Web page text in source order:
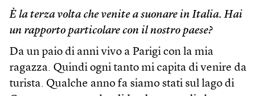
È la terza volta che venite a suonare in Italia. Hai
un rapporto particolare con il nostro paese?
Da un paio di anni vivo a Parigi con la mia
ragazza. Quindi ogni tanto mi capita di venire da
turista. Qualche anno fa siamo stati sul lago di